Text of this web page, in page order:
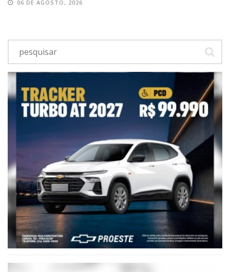
06 DE AGOSTO, 2026